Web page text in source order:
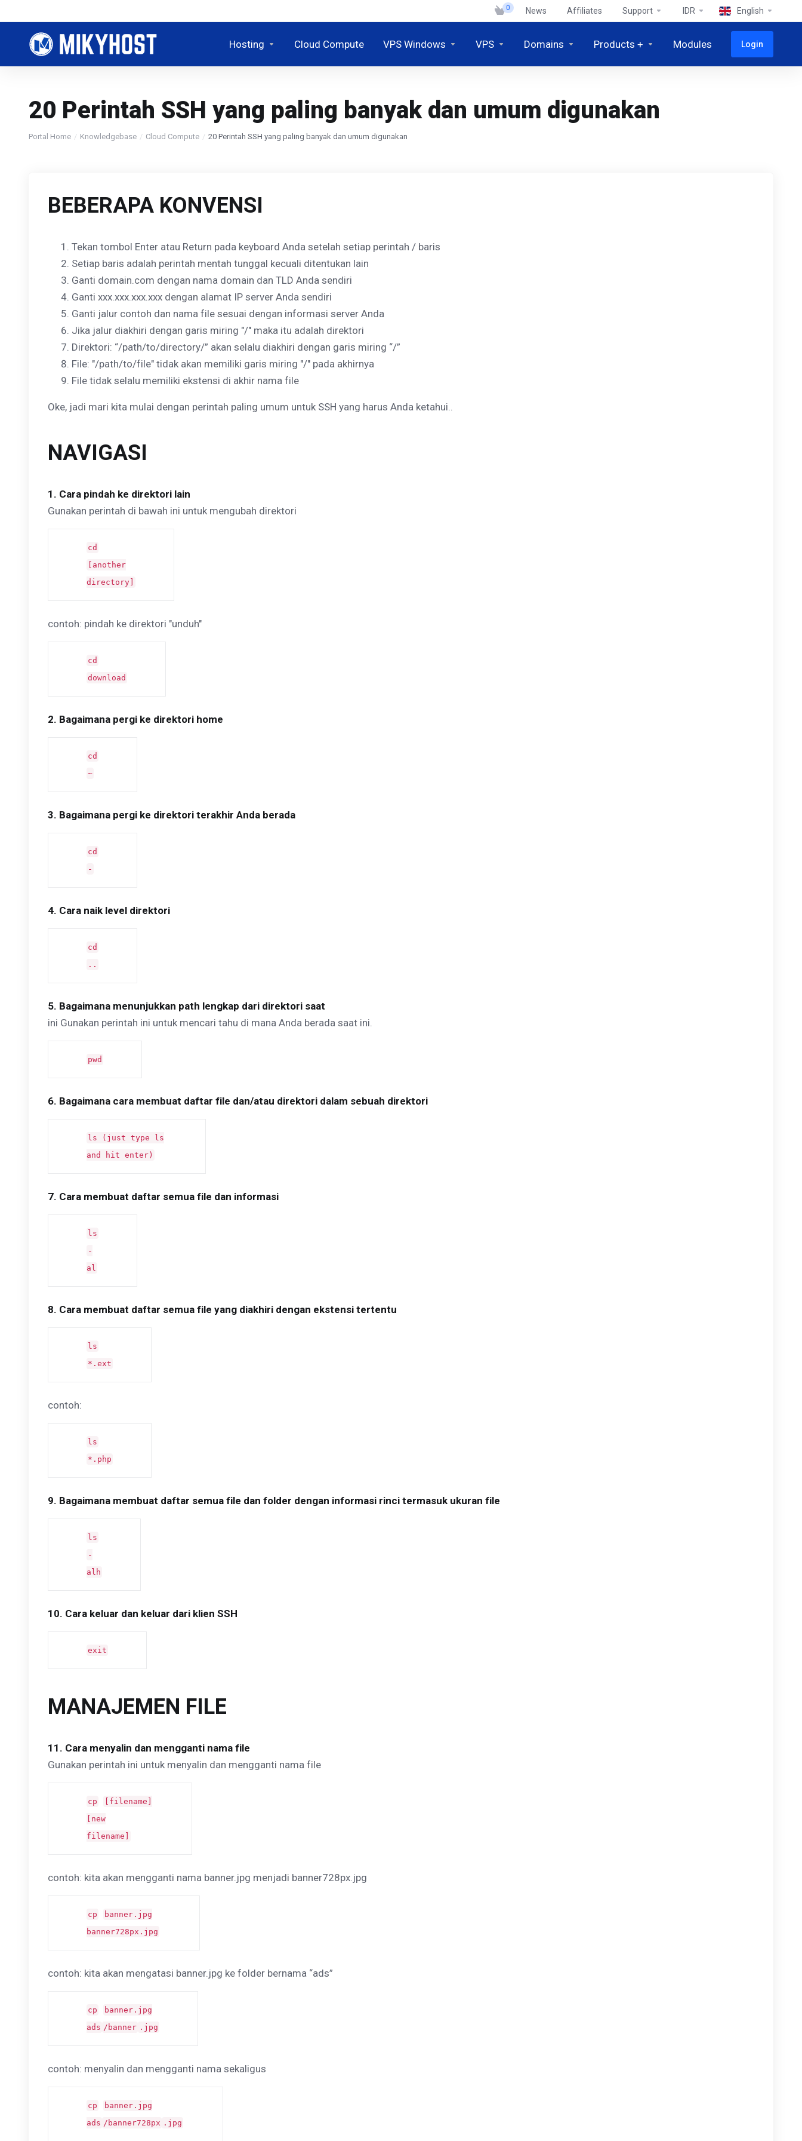
0 News Affiliates Support IDR English
Hosting Cloud Compute VPS Windows VPS Domains Products + Modules Login
20 Perintah SSH yang paling banyak dan umum digunakan
Portal Home Knowledgebase Cloud Compute 20 Perintah SSH yang paling banyak dan umum digunakan
BEBERAPA KONVENSI
Tekan tombol Enter atau Return pada keyboard Anda setelah setiap perintah / baris
Setiap baris adalah perintah mentah tunggal kecuali ditentukan lain
Ganti domain.com dengan nama domain dan TLD Anda sendiri
Ganti xxx.xxx.xxx.xxx dengan alamat IP server Anda sendiri
Ganti jalur contoh dan nama file sesuai dengan informasi server Anda
Jika jalur diakhiri dengan garis miring "/" maka itu adalah direktori
Direktori: “/path/to/directory/” akan selalu diakhiri dengan garis miring “/”
File: "/path/to/file" tidak akan memiliki garis miring "/" pada akhirnya
File tidak selalu memiliki ekstensi di akhir nama file
Oke, jadi mari kita mulai dengan perintah paling umum untuk SSH yang harus Anda ketahui..
NAVIGASI
1. Cara pindah ke direktori lain
Gunakan perintah di bawah ini untuk mengubah direktori
cd
[another
directory]
contoh: pindah ke direktori "unduh"
cd
download
2. Bagaimana pergi ke direktori home
cd
~
3. Bagaimana pergi ke direktori terakhir Anda berada
cd
-
4. Cara naik level direktori
cd
..
5. Bagaimana menunjukkan path lengkap dari direktori saat
ini Gunakan perintah ini untuk mencari tahu di mana Anda berada saat ini.
pwd
6. Bagaimana cara membuat daftar file dan/atau direktori dalam sebuah direktori
ls (just type ls
and hit enter)
7. Cara membuat daftar semua file dan informasi
ls
-
al
8. Cara membuat daftar semua file yang diakhiri dengan ekstensi tertentu
ls
*.ext
contoh:
ls
*.php
9. Bagaimana membuat daftar semua file dan folder dengan informasi rinci termasuk ukuran file
ls
-
alh
10. Cara keluar dan keluar dari klien SSH
exit
MANAJEMEN FILE
11. Cara menyalin dan mengganti nama file
Gunakan perintah ini untuk menyalin dan mengganti nama file
cp
[filename]
[new
filename]
contoh: kita akan mengganti nama banner.jpg menjadi banner728px.jpg
cp
banner.jpg
banner728px.jpg
contoh: kita akan mengatasi banner.jpg ke folder bernama “ads”
cp
banner.jpg
ads /banner .jpg
contoh: menyalin dan mengganti nama sekaligus
cp
banner.jpg
ads /banner728px .jpg